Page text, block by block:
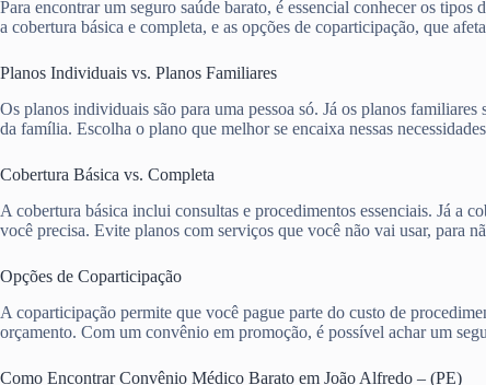
Para encontrar um seguro saúde barato, é essencial conhecer os
a cobertura básica e completa, e as opções de coparticipação, que
Planos Individuais vs. Planos Familiares
Os planos individuais são para uma pessoa só. Já os planos
da família. Escolha o plano que melhor se encaixa nessas
Cobertura Básica vs. Completa
A cobertura básica inclui consultas e procedimentos essenciais. Já a
você precisa. Evite planos com serviços que você não vai usar, para
Opções de Coparticipação
A coparticipação permite que você pague parte do custo de
orçamento. Com um convênio em promoção, é possível achar um
Como Encontrar Convênio Médico Barato em João Alfredo – (PE)